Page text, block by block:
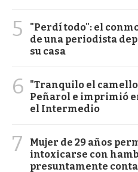
5
"Perdí todo": el
de una periodista
su casa
6
"Tranquilo el
Peñarol e imprimió
el Intermedio
7
Mujer de 29 años
intoxicarse con
presuntamente